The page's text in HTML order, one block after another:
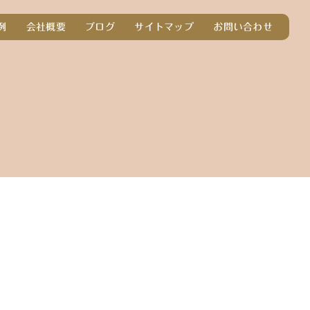
会社概要 ブログ サイトマップ お問い合わせ